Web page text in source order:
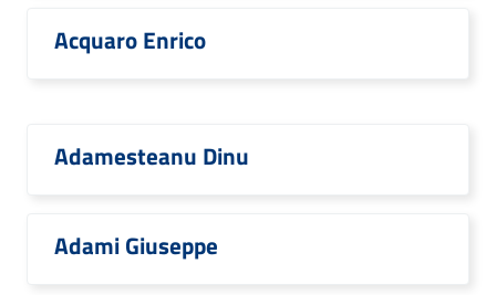
Acquaro Enrico
Adamesteanu Dinu
Adami Giuseppe